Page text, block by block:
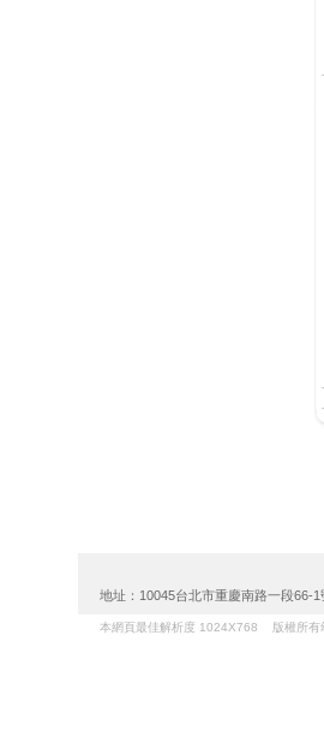
地址：10045台北市重慶南路一段66-
本網頁最佳解析度 1024X768 版權所有